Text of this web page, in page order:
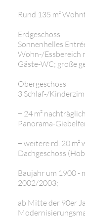
Rund 135 m²
Erdgeschoss
Sonnenhelles
Wohn-/Essbereich
Gäste-WC; große
Obergeschoss
3 Schlaf-/
+ 24 m²
Panorama-
+ weitere rd. 20
Dachgeschoss
Baujahr um 1900 -
2002/2003;
ab Mitte der 90er